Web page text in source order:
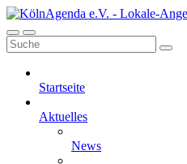
Startseite
Aktuelles
News